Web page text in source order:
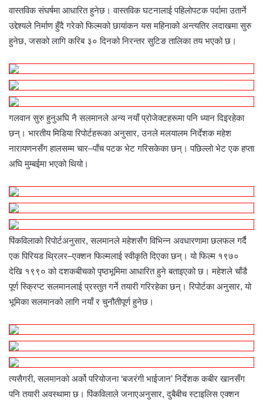
वास्तविक संघर्षमा आधारित हुनेछ। वास्तविक घटनालाई पहिलोपटक पर्दामा उतार्ने
उद्देश्यले निर्माण हुँदै गरेको फिल्मको छायांकन यस महिनाको अन्त्यतिर लदाखमा सुरु
हुनेछ, जसको लागि करिब ३० दिनको निरन्तर सुटिङ तालिका तय भएको छ।
गलवान सुरु हुनुअघि नै सलमानले अन्य नयाँ प्रोजेक्टहरूमा पनि ध्यान दिइरहेका
छन्। भारतीय मिडिया रिपोर्टहरूका अनुसार, उनले मलयालम निर्देशक महेश
नारायणनसँग हालसम्म चार–पाँच पटक भेट गरिसकेका छन्। पछिल्लो भेट एक हप्ता
अघि मुम्बईमा भएको थियो।
पिंकविलाको रिपोर्टअनुसार, सलमानले महेशसँग विभिन्न अवधारणामा छलफल गर्दै
एक पिरियड थ्रिलर–एक्शन फिल्मलाई स्वीकृति दिएका छन्। यो फिल्म १९७०
देखि १९९० को दशकबीचको पृष्ठभूमिमा आधारित हुने बताइएको छ। महेशले चाँडै
पूर्ण स्क्रिप्ट सलमानलाई प्रस्तुत गर्ने तयारी गरिरहेका छन्। रिपोर्टका अनुसार, यो
भूमिका सलमानको लागि नयाँ र चुनौतीपूर्ण हुनेछ।
त्यसैगरी, सलमानको अर्को परियोजना ‘बजरंगी भाईजान’ निर्देशक कबीर खानसँग
पनि तयारी अवस्थामा छ। पिंकविलाले जनाएअनुसार, दुबैबीच स्टाइलिस एक्शन